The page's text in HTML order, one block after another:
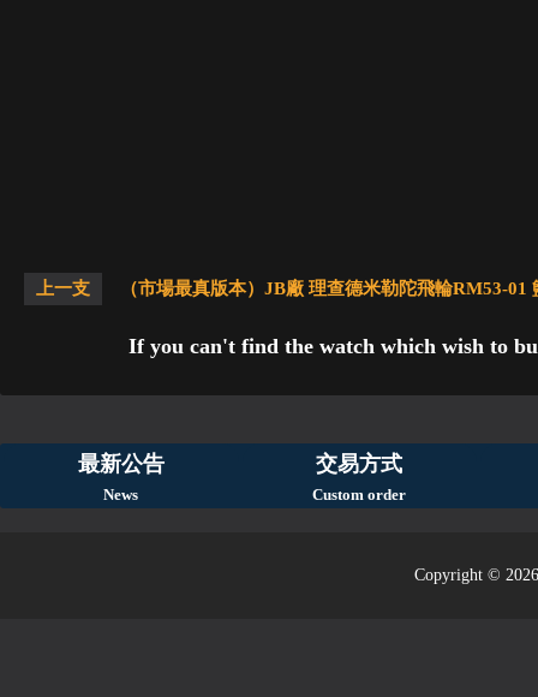
上一支 （市場最真版本）JB廠 理查德米勒陀飛輪RM53-01
If you can't find the watch which wish to
最新公告
News
交易方式
Custom order
Copyright ©